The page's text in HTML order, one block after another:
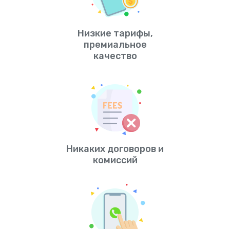
Низкие тарифы,
премиальное
качество
Никаких договоров и
комиссий